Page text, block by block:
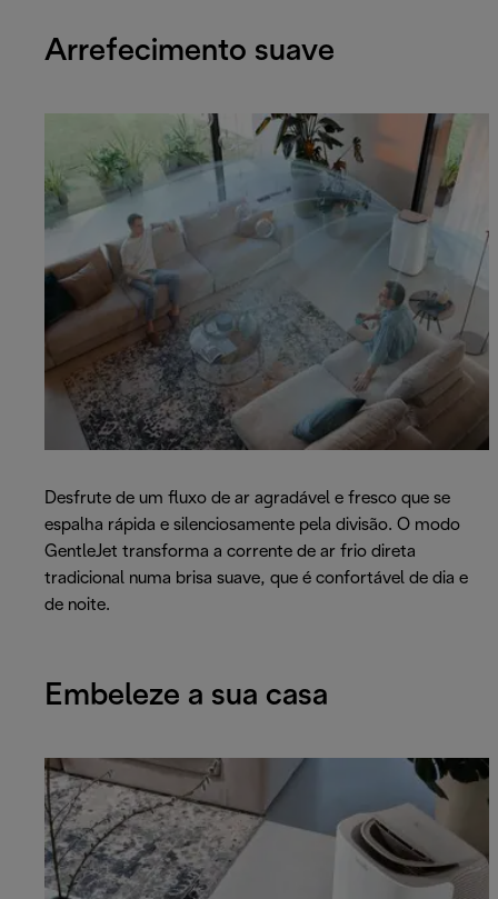
Arrefecimento suave
Desfrute de um fluxo de ar agradável e fresco que se
espalha rápida e silenciosamente pela divisão. O modo
GentleJet transforma a corrente de ar frio direta
tradicional numa brisa suave, que é confortável de dia e
de noite.
Embeleze a sua casa